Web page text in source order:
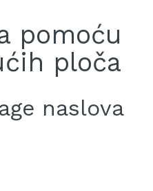
pomoću
ploča
naslova